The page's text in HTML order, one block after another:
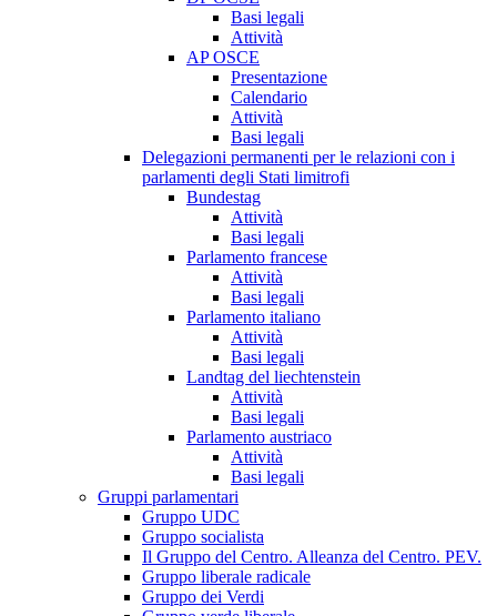
Basi legali
Attività
AP OSCE
Presentazione
Calendario
Attività
Basi legali
Delegazioni permanenti per le relazioni con i
parlamenti degli Stati limitrofi
Bundestag
Attività
Basi legali
Parlamento francese
Attività
Basi legali
Parlamento italiano
Attività
Basi legali
Landtag del liechtenstein
Attività
Basi legali
Parlamento austriaco
Attività
Basi legali
Gruppi parlamentari
Gruppo UDC
Gruppo socialista
Il Gruppo del Centro. Alleanza del Centro. PEV.
Gruppo liberale radicale
Gruppo dei Verdi